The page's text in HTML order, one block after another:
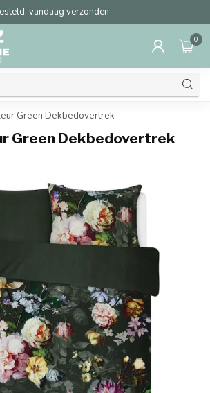
vandaag verzonden
0
Green Dekbedovertrek
Green Dekbedovertrek